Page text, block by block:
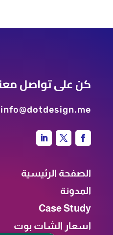
info@dotdesign.me
الصفحة الرئيسية
اسعار الشات بوت
تواصل معنا